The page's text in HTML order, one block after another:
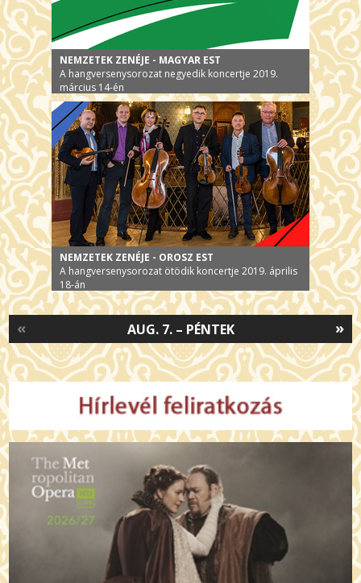
NEMZETEK ZENÉJE - MAGYAR EST
A hangversenysorozat negyedik koncertje 2019.
március 14-én
NEMZETEK ZENÉJE - OROSZ EST
A hangversenysorozat ötödik koncertje 2019. április
18-án
»
AUG. 7. – PÉNTEK
«